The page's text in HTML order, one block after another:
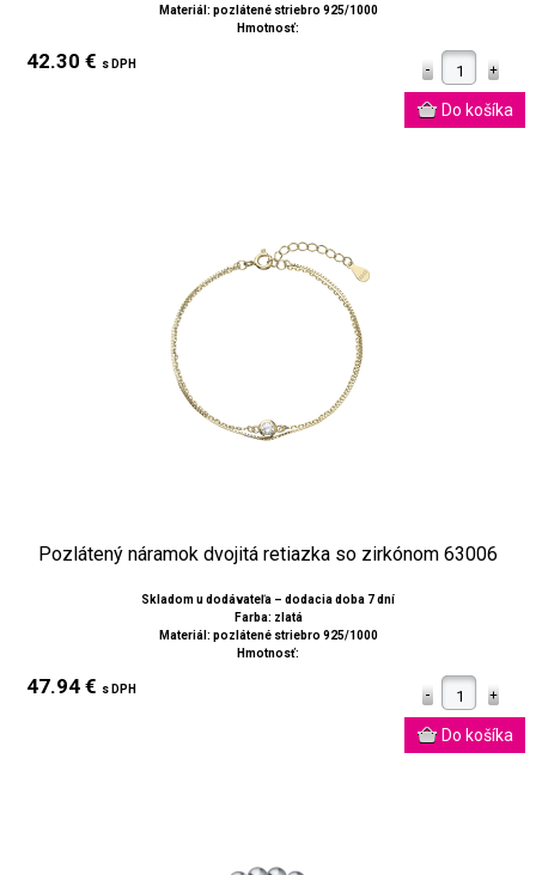
Materiál: pozlátené striebro 925/1000
Hmotnosť:
42.30 € s DPH
Pozlátený náramok dvojitá retiazka so zirkónom 63006
Skladom u dodávateľa – dodacia doba 7 dní
Farba: zlatá
Materiál: pozlátené striebro 925/1000
Hmotnosť:
47.94 € s DPH